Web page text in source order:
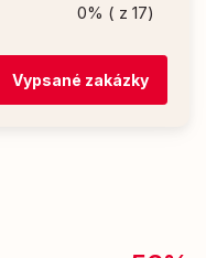
0% ( z 17)
Vypsané zakázky